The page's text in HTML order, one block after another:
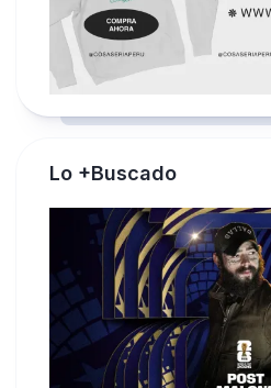
Lo +Buscado